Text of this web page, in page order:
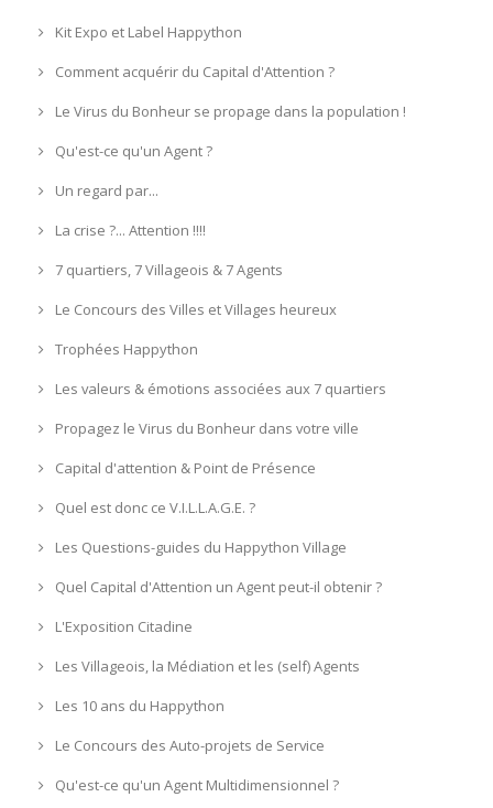
Kit Expo et Label Happython
Comment acquérir du Capital d'Attention ?
Le Virus du Bonheur se propage dans la population !
Qu'est-ce qu'un Agent ?
Un regard par...
La crise ?... Attention !!!!
7 quartiers, 7 Villageois & 7 Agents
Le Concours des Villes et Villages heureux
Trophées Happython
Les valeurs & émotions associées aux 7 quartiers
Propagez le Virus du Bonheur dans votre ville
Capital d'attention & Point de Présence
Quel est donc ce V.I.L.L.A.G.E. ?
Les Questions-guides du Happython Village
Quel Capital d'Attention un Agent peut-il obtenir ?
L'Exposition Citadine
Les Villageois, la Médiation et les (self) Agents
Les 10 ans du Happython
Le Concours des Auto-projets de Service
Qu'est-ce qu'un Agent Multidimensionnel ?